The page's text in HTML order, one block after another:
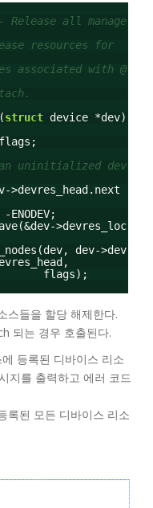
all manage
resources for
associated with @
struct device *dev)
flags;
uninitialized dev
>devres_head.next
-ENODEV;
>devres_loc
dev->dev
flags);
스들을 할당 해제한다.
되는 경우 호출된다.
등록된 디바이스 리소
지를 출력하고 에러 코드
록된 모든 디바이스 리소